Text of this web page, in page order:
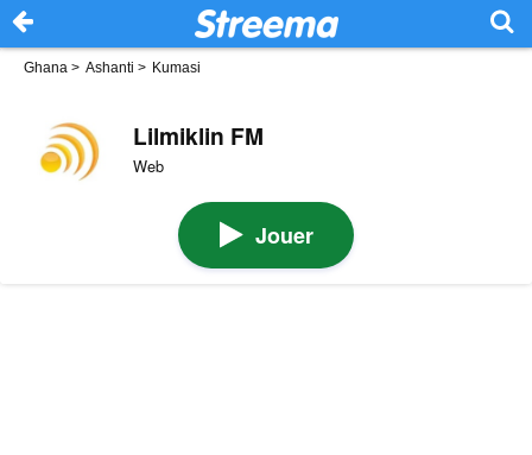
Ghana > Ashanti > Kumasi
Lilmiklin FM
Web
Jouer